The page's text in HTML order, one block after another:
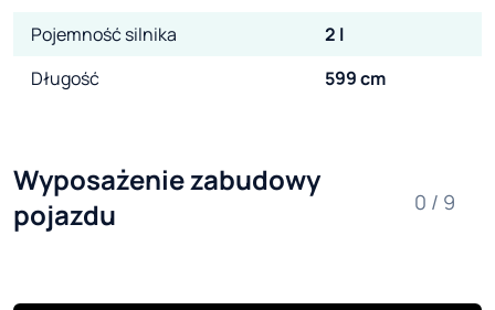
Pojemność silnika
2 l
Długość
599 cm
Wyposażenie zabudowy
pojazdu
0 / 9